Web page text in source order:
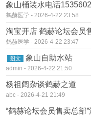
象山桶装水电话
鹤赫医学 - 2026-4-22 23:58
淘宝开店 鹤赫论坛会员
鹤赫医学 - 2026-4-22 23:47
图文 象山自助水站
admin - 2026-4-22 21:50
杨祖阔杂谈鹤赫之道
abc - 2026-4-21 21:49
“鹤赫论坛会员售卖总部